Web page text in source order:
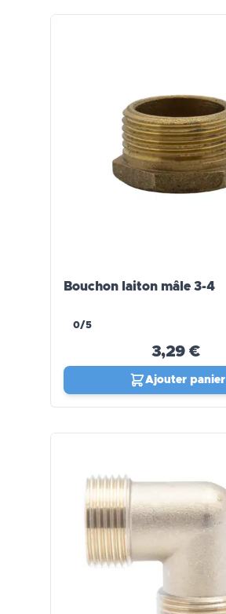
Bouchon laiton mâle 3-4
0/5
3,29 €
Ajouter panier